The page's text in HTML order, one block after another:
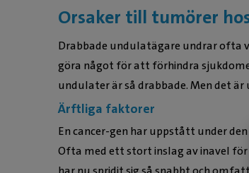
Orsaker till tumörer
Drabbade undulatägare undrar ofta
göra något för att förhindra
undulater är så drabbade. Men det
Ärftliga faktorer
En cancer-gen har uppstått under
Ofta med ett stort inslag av inavel